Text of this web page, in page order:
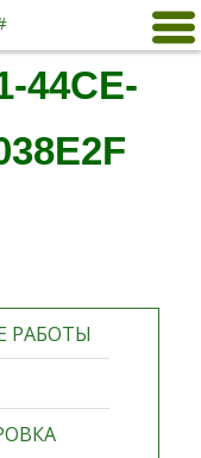
РАБОТЫ
44CE-